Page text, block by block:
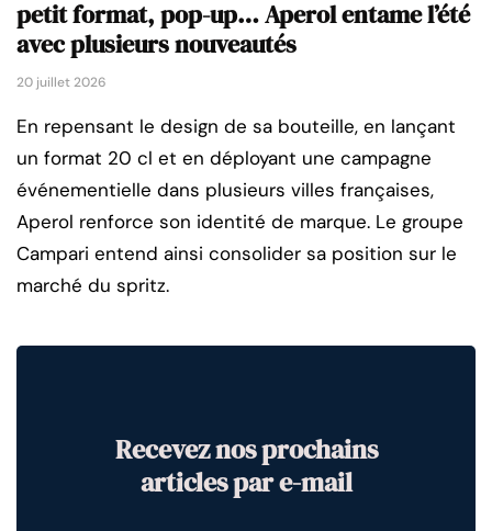
petit format, pop-up… Aperol entame l’été
avec plusieurs nouveautés
20 juillet 2026
En repensant le design de sa bouteille, en lançant
un format 20 cl et en déployant une campagne
événementielle dans plusieurs villes françaises,
Aperol renforce son identité de marque. Le groupe
Campari entend ainsi consolider sa position sur le
marché du spritz.
Recevez nos prochains
articles par e-mail